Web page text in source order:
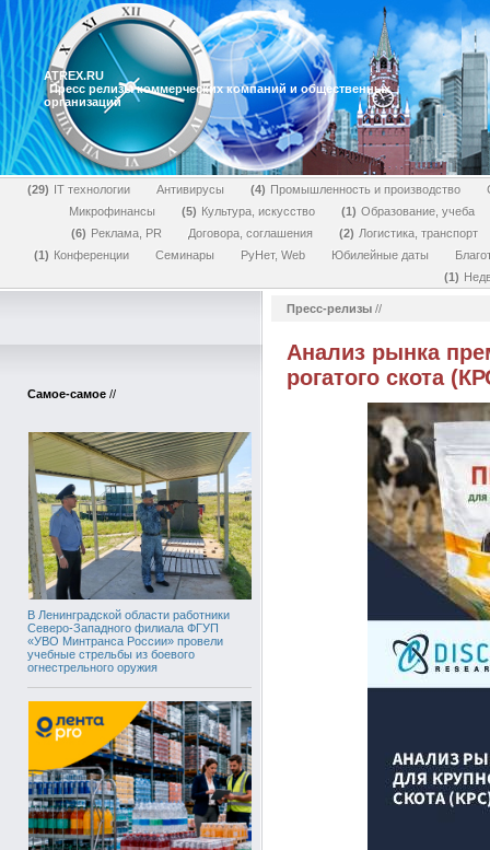
ATREX.RU
Пресс релизы коммерческих компаний и общественных
организаций
29 IT технологии Антивирусы 4 Промышленность и производство
Микрофинансы
5 Культура, искусство 1
Образование, учеба
6
Реклама, PR Договора, соглашения 2
Логистика, транспорт
1
Конференции Семинары РуНет, Web Юбилейные даты
1
Самое-самое //
В Ленинградской области работники
Северо-Западного филиала ФГУП
«УВО Минтранса России» провели
учебные стрельбы из боевого
огнестрельного оружия
Пресс-релизы //
Анализ рынка
рогатого скота